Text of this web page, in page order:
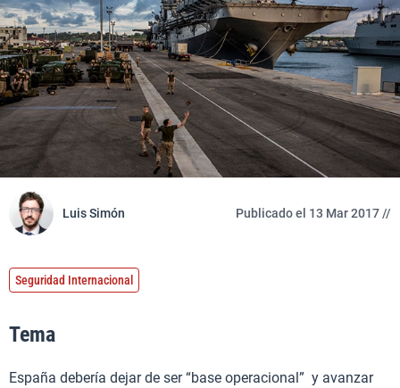
Luis Simón Publicado el 13 Mar 2017 //
Seguridad Internacional
Tema
España debería dejar de ser “base operacional” y avanzar